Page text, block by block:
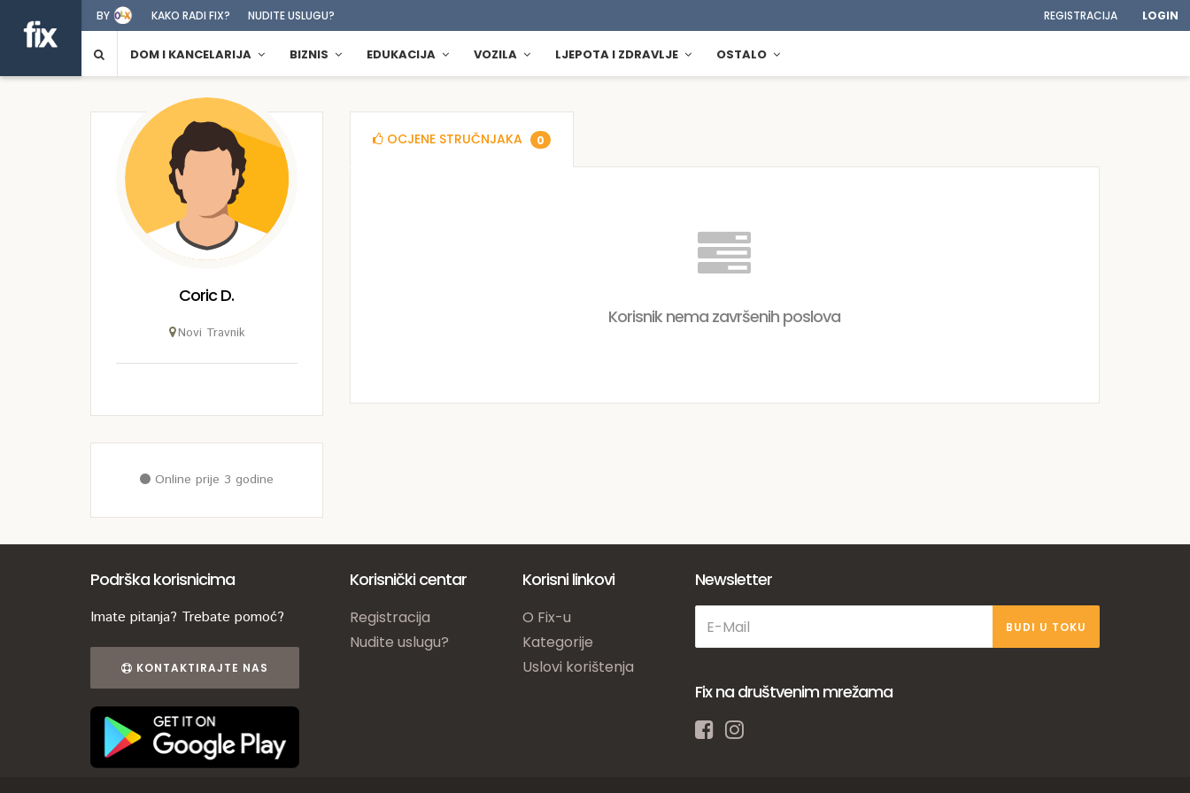
BY KAKO RADI FIX? NUDITE USLUGU? REGISTRACIJA LOGIN
DOM I KANCELARIJA BIZNIS EDUKACIJA VOZILA LJEPOTA I ZDRAVLJE OSTALO
Coric D.
Novi Travnik
Online prije 3 godine
OCJENE STRUČNJAKA 0
Korisnik nema završenih poslova
Podrška korisnicima
Imate pitanja? Trebate pomoć?
KONTAKTIRAJTE NAS
Korisnički centar
Registracija
Nudite uslugu?
Korisni linkovi
O Fix-u
Kategorije
Uslovi korištenja
Newsletter
BUDI U TOKU
Fix na društvenim mrežama